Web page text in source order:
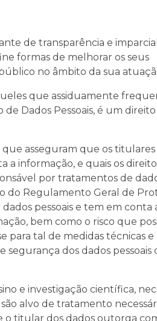
de transparência e
formas de melhorar os seus
no âmbito da sua
que assiduamente
Dados Pessoais, é um direito
asseguram que os titulares
a informação, e quais os
por tratamentos de
do Regulamento Geral de
pessoais e tem em conta
bem como o risco que
para tal de medidas técnicas e
dos dados pessoais
e investigação científica,
alvo de tratamento
titular dos dados outorga